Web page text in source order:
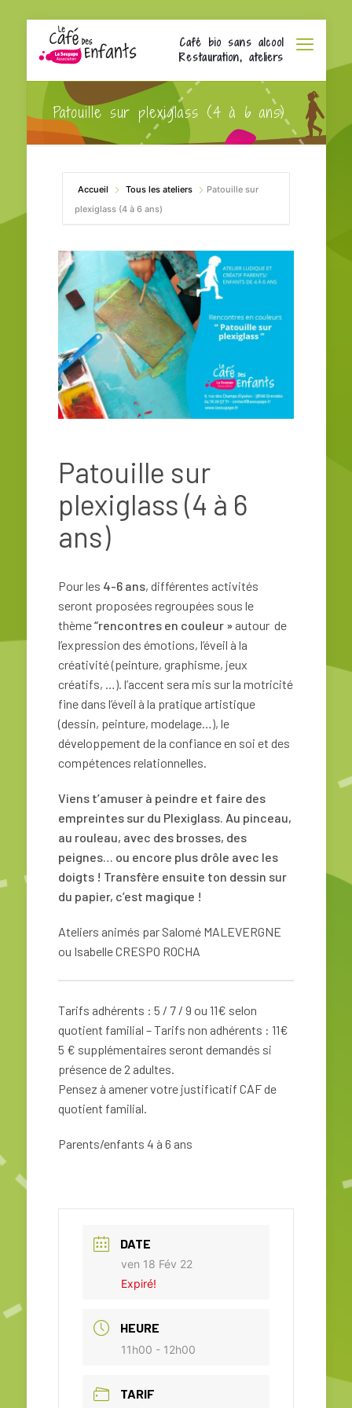
Café bio sans alcool
Restauration, ateliers
Patouille sur plexiglass (4 à 6 ans)
Accueil Tous les ateliers
Patouille sur
plexiglass (4 à 6 ans)
Patouille sur
plexiglass (4 à 6
ans)
Pour les 4-6 ans, différentes activités
seront proposées regroupées sous le
thème“rencontres en couleur » autour de
l’expression des émotions, l’éveil à la
créativité (peinture, graphisme, jeux
créatifs, …). l’accent sera mis sur la motricité
fine dans l’éveil à la pratique artistique
(dessin, peinture, modelage…), le
développement de la confiance en soi et des
compétences relationnelles.
Viens t’amuser à peindre et faire des
empreintes sur du Plexiglass. Au pinceau,
au rouleau, avec des brosses, des
peignes… ou encore plus drôle avec les
doigts ! Transfère ensuite ton dessin sur
du papier, c’est magique !
Ateliers animés par Salomé MALEVERGNE
ou Isabelle CRESPO ROCHA
Tarifs adhérents : 5 / 7 / 9 ou 11€ selon
quotient familial – Tarifs non adhérents : 11€
5 € supplémentaires seront demandés si
présence de 2 adultes.
Pensez à amener votre justificatif CAF de
quotient familial.
Parents/enfants 4 à 6 ans
DATE
ven 18 Fév 22
Expiré!
HEURE
11h00 - 12h00
TARIF